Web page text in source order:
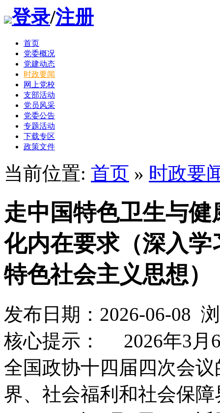
登录/注册
首页
党委概况
党建动态
时政要闻
网上党校
支部活动
党员风采
党委公告
专题活动
下载专区
政策文件
当前位置: 首页 » 时政要
走中国特色卫生与
化内在要求（深入
特色社会主义思想）
发布日期：2026-06-08
核心提示： 2026年3月
全国政协十四届四次会
界、社会福利和社会保